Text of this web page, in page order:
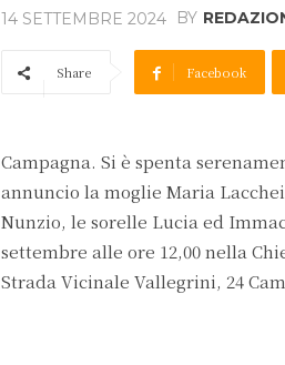
14 SETTEMBRE 2024 BY
Share Facebook
Campagna. Si è spenta
annuncio la moglie Maria
Nunzio, le sorelle Lucia ed
settembre alle ore 12,00 nella
Strada Vicinale Vallegrini, 24